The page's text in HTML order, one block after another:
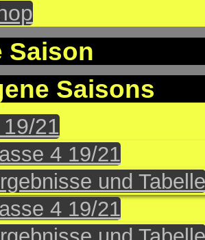
Saison
Saisons
21
4 19/21
und Tabelle
4 19/21